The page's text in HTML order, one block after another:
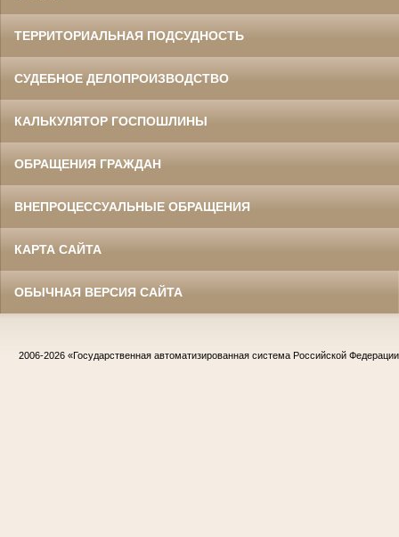
ТЕРРИТОРИАЛЬНАЯ ПОДСУДНОСТЬ
СУДЕБНОЕ ДЕЛОПРОИЗВОДСТВО
КАЛЬКУЛЯТОР ГОСПОШЛИНЫ
ОБРАЩЕНИЯ ГРАЖДАН
ВНЕПРОЦЕССУАЛЬНЫЕ ОБРАЩЕНИЯ
КАРТА САЙТА
ОБЫЧНАЯ ВЕРСИЯ САЙТА
2006-2026 «Государственная автоматизированная система Российской